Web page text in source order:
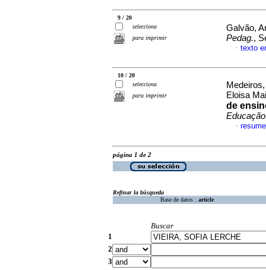
9 / 20
selecciona
para imprimir
Galvão,
Pedag.,
· texto
10 / 20
selecciona
para imprimir
Eloisa
de
·
página 1 de 2
Refinar la búsqueda
Base de datos : article
Buscar
1
2
3